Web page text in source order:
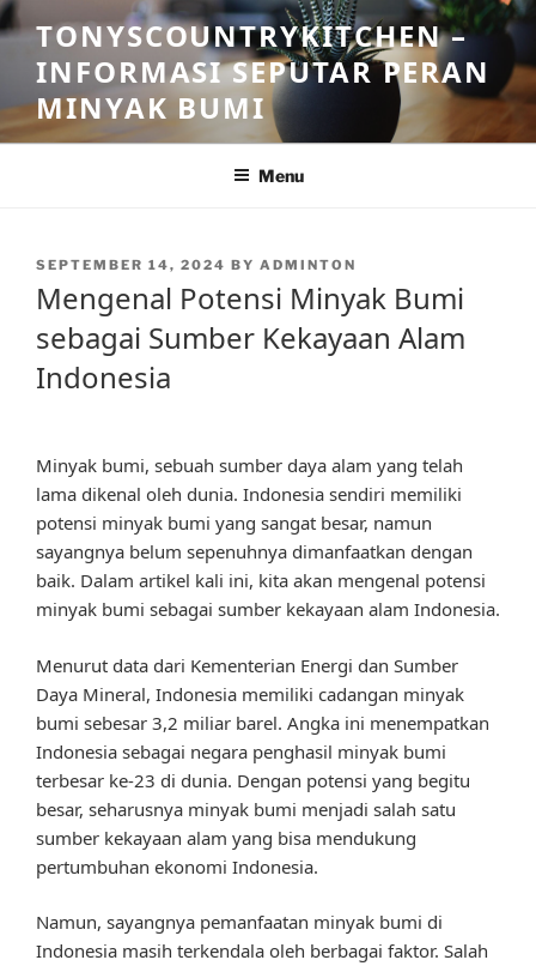
Skip
to
content
TONYSCOUNTRYKITCHEN –
INFORMASI SEPUTAR PERAN
MINYAK BUMI
Menu
POSTED
SEPTEMBER 14, 2024 BY ADMINTON
Mengenal Potensi Minyak Bumi
sebagai Sumber Kekayaan Alam
Indonesia
Minyak bumi, sebuah sumber daya alam yang telah
lama dikenal oleh dunia. Indonesia sendiri memiliki
potensi minyak bumi yang sangat besar, namun
sayangnya belum sepenuhnya dimanfaatkan dengan
baik. Dalam artikel kali ini, kita akan mengenal potensi
minyak bumi sebagai sumber kekayaan alam Indonesia.
Menurut data dari Kementerian Energi dan Sumber
Daya Mineral, Indonesia memiliki cadangan minyak
bumi sebesar 3,2 miliar barel. Angka ini menempatkan
Indonesia sebagai negara penghasil minyak bumi
terbesar ke-23 di dunia. Dengan potensi yang begitu
besar, seharusnya minyak bumi menjadi salah satu
sumber kekayaan alam yang bisa mendukung
pertumbuhan ekonomi Indonesia.
Namun, sayangnya pemanfaatan minyak bumi di
Indonesia masih terkendala oleh berbagai faktor. Salah